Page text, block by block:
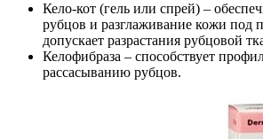
Кело-кот (гель или спрей) –
рубцов и разглаживание кожи под
допускает разрастания рубцовой
Келофибраза – способствует
рассасыванию рубцов.